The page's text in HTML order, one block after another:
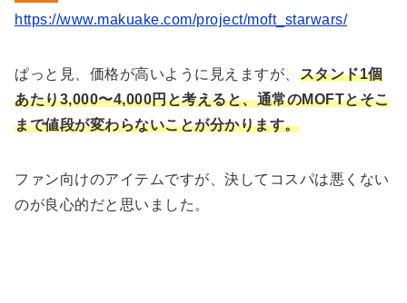
https://www.makuake.com/project/moft_starwars/
ぱっと見、価格が高いように見えますが、 スタンド1個
あたり3,000〜4,000円と考えると、通常のMOFTとそこ
まで値段が変わらないことが分かります。
ファン向けのアイテムですが、決してコスパは悪くない
のが良心的だと思いました。